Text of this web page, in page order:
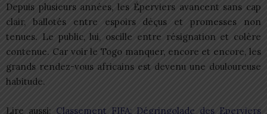
Depuis plusieurs années, les Éperviers avancent sans cap
clair, ballotés entre espoirs déçus et promesses non
tenues. Le public, lui, oscille entre résignation et colère
contenue. Car voir le Togo manquer, encore et encore, les
grands rendez-vous africains est devenu une douloureuse
habitude.
Lire aussi: Classement FIFA: Dégringolade des Eperviers